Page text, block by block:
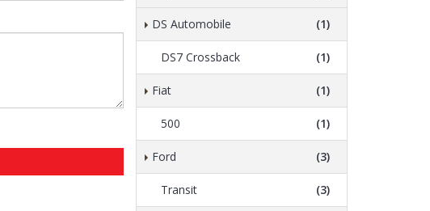
DS Automobile (1)
DS7 Crossback (1)
Fiat (1)
500 (1)
Ford (3)
Transit (3)